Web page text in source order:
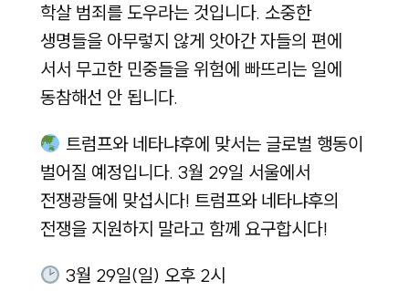
학살 범죄를 도우라는 것입니다. 소중한
생명들을 아무렇지 않게 앗아간 자들의 편에
서서 무고한 민중들을 위험에 빠뜨리는 일에
동참해선 안 됩니다.
트럼프와 네타냐후에 맞서는 글로벌 행동이
벌어질 예정입니다. 3월 29일 서울에서
전쟁광들에 맞섭시다! 트럼프와 네타냐후의
전쟁을 지원하지 말라고 함께 요구합시다!
3월 29일(일) 오후 2시